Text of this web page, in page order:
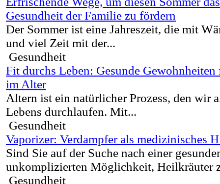
Gesundheit der Familie zu fördern
Der Sommer ist eine Jahreszeit, die mit
und viel Zeit mit der...
Gesundheit
Fit durchs Leben: Gesunde
im Alter
Altern ist ein natürlicher Prozess, den wir
Lebens durchlaufen. Mit...
Gesundheit
Vaporizer: Verdampfer als medizinisches
Sind Sie auf der Suche nach einer
unkomplizierten Möglichkeit, Heilkräuter
Gesundheit